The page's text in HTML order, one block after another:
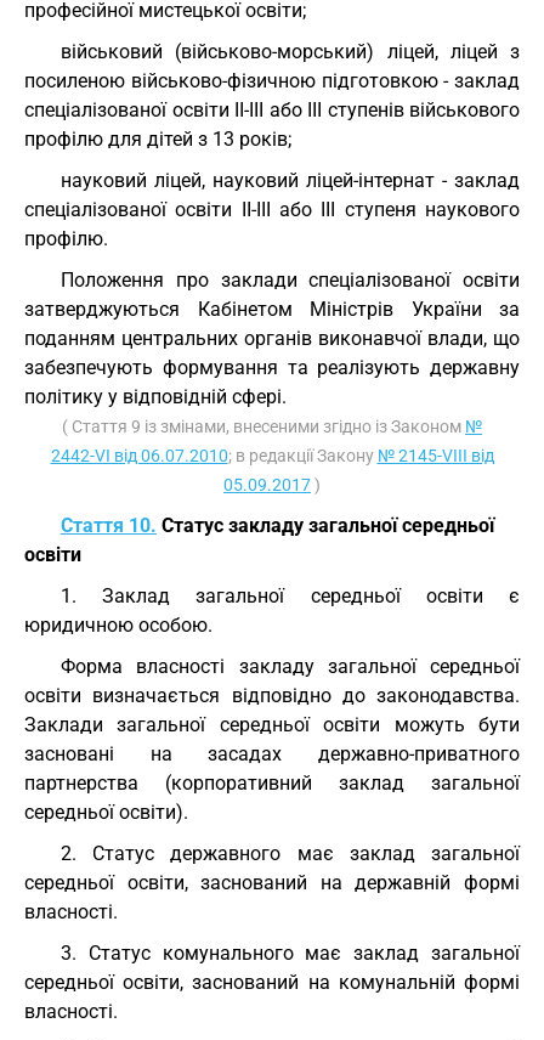
професійної мистецької освіти;
військовий (військово-морський) ліцей, ліцей з
посиленою військово-фізичною підготовкою - заклад
спеціалізованої освіти II-III або III ступенів військового
профілю для дітей з 13 років;
науковий ліцей, науковий ліцей-інтернат - заклад
спеціалізованої освіти II-III або III ступеня наукового
профілю.
Положення про заклади спеціалізованої освіти
затверджуються Кабінетом Міністрів України за
поданням центральних органів виконавчої влади, що
забезпечують формування та реалізують державну
політику у відповідній сфері.
( Стаття 9 із змінами, внесеними згідно із Законом №
2442-VI від 06.07.2010; в редакції Закону № 2145-VIII від
05.09.2017)
Стаття 10. Статус закладу загальної середньої
освіти
1. Заклад загальної середньої освіти є
юридичною особою.
Форма власності закладу загальної середньої
освіти визначається відповідно до законодавства.
Заклади загальної середньої освіти можуть бути
засновані на засадах державно-приватного
партнерства (корпоративний заклад загальної
середньої освіти).
2. Статус державного має заклад загальної
середньої освіти, заснований на державній формі
власності.
3. Статус комунального має заклад загальної
середньої освіти, заснований на комунальній формі
власності.